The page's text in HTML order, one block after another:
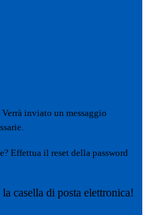
Verrà inviato un messaggio
Effettua il reset della password
casella di posta elettronica!